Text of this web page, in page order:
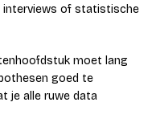
interviews of statistische
moet lang
goed te
je alle ruwe data